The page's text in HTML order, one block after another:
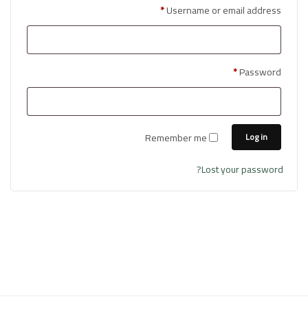
Username or email address
*
Required
Password
*
Required
Remember me Log in
Lost your password?